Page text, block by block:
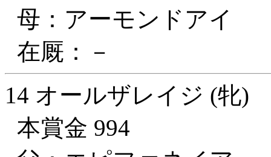
母：アーモンドアイ
在厩：－
14 オールザレイジ (牝)
本賞金 994